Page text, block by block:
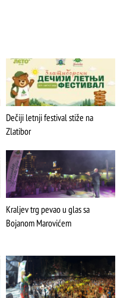
Dečiji letnji festival stiže na
Zlatibor
Kraljev trg pevao u glas sa
Bojanom Marovićem
Stopića pećina